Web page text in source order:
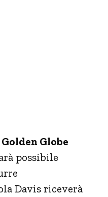
Golden Globe
possibile
Davis riceverà